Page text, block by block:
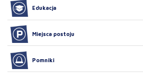
Edukacja
Miejsca postoju
Pomniki